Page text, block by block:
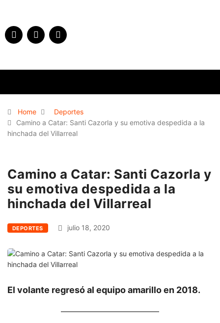
Home
Deportes
Camino a Catar: Santi Cazorla y su emotiva despedida a la
hinchada del Villarreal
Camino a Catar: Santi Cazorla y
su emotiva despedida a la
hinchada del Villarreal
DEPORTES julio 18, 2020
El volante regresó al equipo amarillo en 2018.